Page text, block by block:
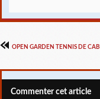
OPEN GARDEN TENNIS DE
Commenter cet article